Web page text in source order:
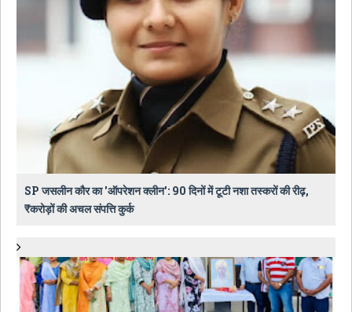
SP जसलीन कौर का 'ऑपरेशन क्लीन': 90 दिनों में टूटी नशा तस्करों की रीढ़,
₹करोड़ों की अचल संपत्ति कुर्क